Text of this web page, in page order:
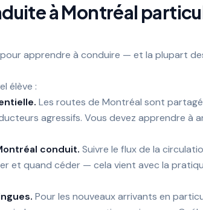
à Montréal
apprendre à conduire — et la plupart
élève :
Les routes de Montréal sont
agressifs. Vous devez apprendre à
conduit. Suivre le flux de la
et quand céder — cela vient avec la
Pour les nouveaux arrivants en